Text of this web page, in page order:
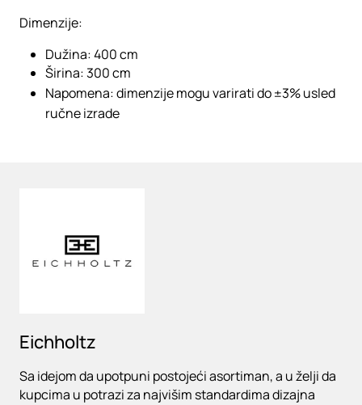
Dimenzije:
Dužina: 400 cm
Širina: 300 cm
Napomena: dimenzije mogu varirati do ±3% usled
ručne izrade
Eichholtz
Sa idejom da upotpuni postojeći asortiman, a u želji da
kupcima u potrazi za najvišim standardima dizajna